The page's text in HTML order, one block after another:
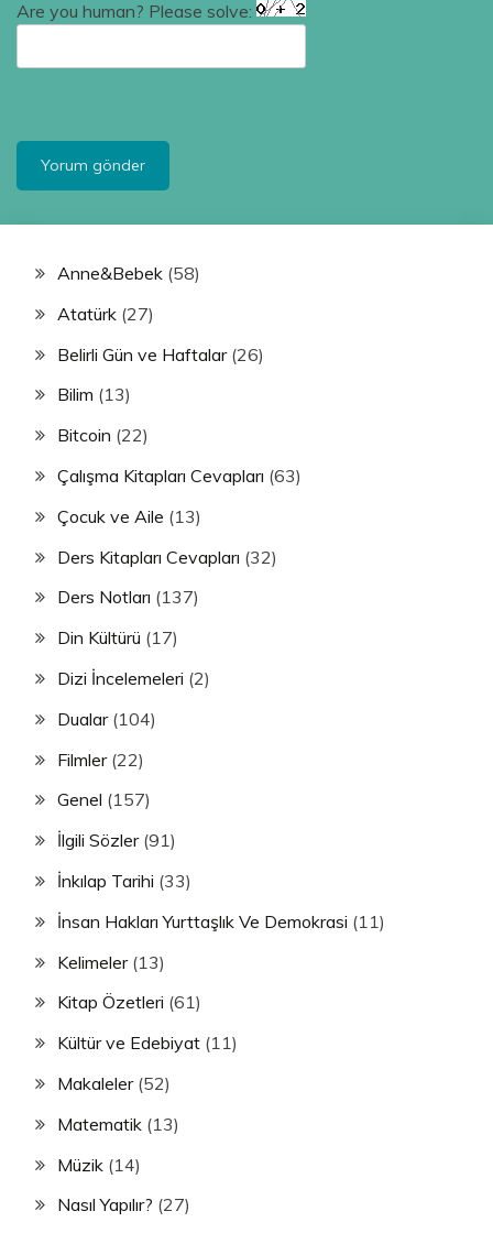
Are you human? Please solve:
Anne&Bebek (58)
Atatürk (27)
Belirli Gün ve Haftalar(26)
Bilim (13)
Bitcoin (22)
Çalışma Kitapları Cevapları (63)
Çocuk ve Aile (13)
Ders Kitapları Cevapları (32)
Ders Notları (137)
Din Kültürü (17)
Dizi İncelemeleri (2)
Dualar(104)
Filmler(22)
Genel (157)
İlgili Sözler(91)
İnkılap Tarihi (33)
İnsan Hakları Yurttaşlık Ve Demokrasi (11)
Kelimeler(13)
Kitap Özetleri (61)
Kültür ve Edebiyat (11)
Makaleler(52)
Matematik (13)
Müzik (14)
Nasıl Yapılır? (27)